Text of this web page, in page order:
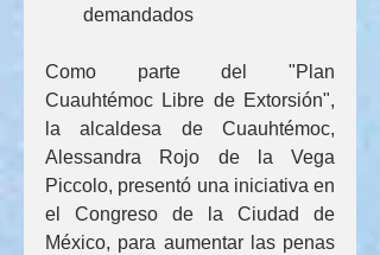
demandados
Como parte del "Plan
Cuauhtémoc Libre de Extorsión",
la alcaldesa de Cuauhtémoc,
Alessandra Rojo de la Vega
Piccolo, presentó una iniciativa en
el Congreso de la Ciudad de
México, para aumentar las penas